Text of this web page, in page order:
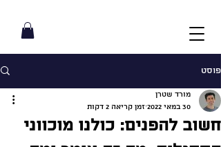
פוסט
חשוב להפנים: כולנו מוכווני
מורד שטרן
30 במאי 2022
זמן קריאה 2 דקות